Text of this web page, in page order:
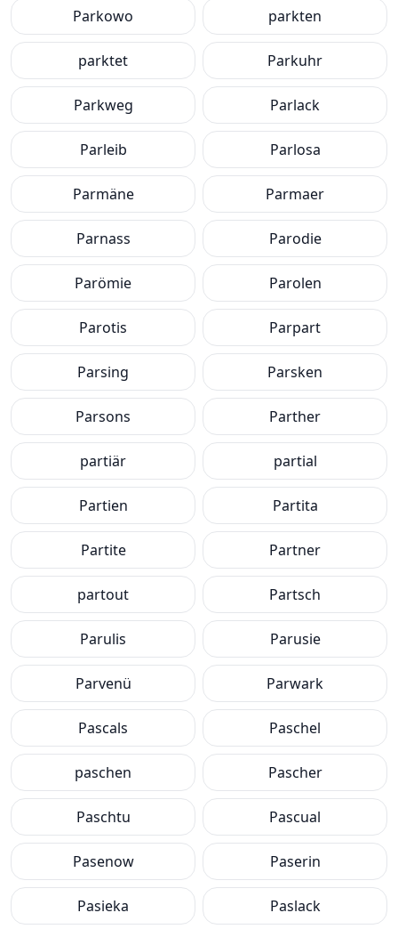
Parkowo parkten
parktet Parkuhr
Parkweg Parlack
Parleib Parlosa
Parmäne Parmaer
Parnass Parodie
Parömie Parolen
Parotis Parpart
Parsing Parsken
Parsons Parther
partiär partial
Partien Partita
Partite Partner
partout Partsch
Parulis Parusie
Parvenü Parwark
Pascals Paschel
paschen Pascher
Paschtu Pascual
Pasenow Paserin
Pasieka Paslack